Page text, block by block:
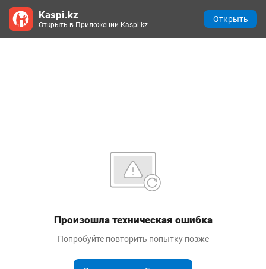
Произошла техническая ошибка
Попробуйте повторить попытку позже
Kaspi.kz
Открыть в Приложении Kaspi.kz
Открыть